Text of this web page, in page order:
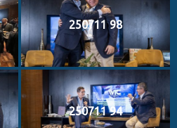
250711 98
250711 94